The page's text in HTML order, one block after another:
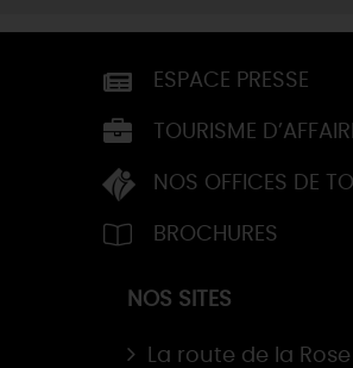
ESPACE PRESSE
TOURISME
NOS OFFICES DE
BROCHURES
NOS SITES
La route de la Rose